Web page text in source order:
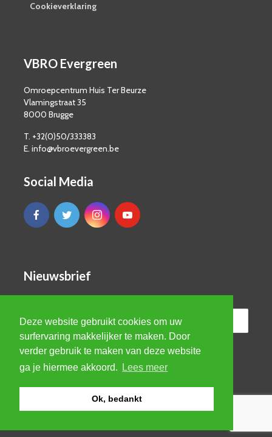
Deze website gebruikt cookies om uw
surfervaring makkelijker te maken. Door
verder gebruik te maken van deze website
ga je hiermee akkoord.
Lees meer
Ok, bedankt
Cookieverklaring
VBRO Evergreen
Omroepcentrum Huis Ter Beurze
Vlamingstraat 35
8000 Brugge
T. +32(0)50/333383
E. info@vbroevergreen.be
Social Media
Nieuwsbrief
© VBRO Evergreen 2026